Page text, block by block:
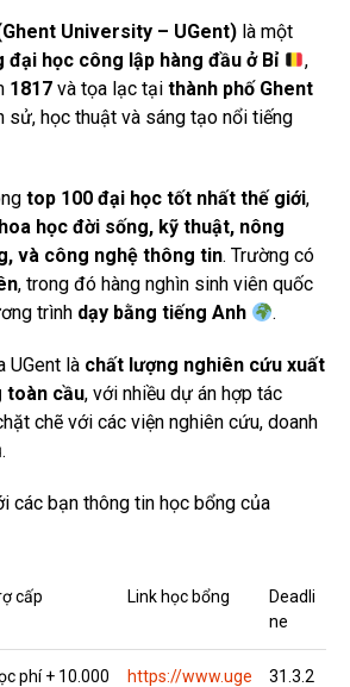
University – UGent) là một
đại học công lập hàng đầu ở Bỉ
,
1817 và tọa lạc tại thành phố Ghent
sử, học thuật và sáng tạo nổi tiếng
top 100 đại học tốt nhất thế giới,
học đời sống, kỹ thuật, nông
và công nghệ thông tin. Trường có
, trong đó hàng nghìn sinh viên quốc
trình dạy bằng tiếng Anh .
UGent là chất lượng nghiên cứu xuất
toàn cầu, với nhiều dự án hợp tác
chẽ với các viện nghiên cứu, doanh
các bạn thông tin học bổng của
cấp Link học bổng
Deadli
ne
phí + 10.000
https://www.uge
31.3.2